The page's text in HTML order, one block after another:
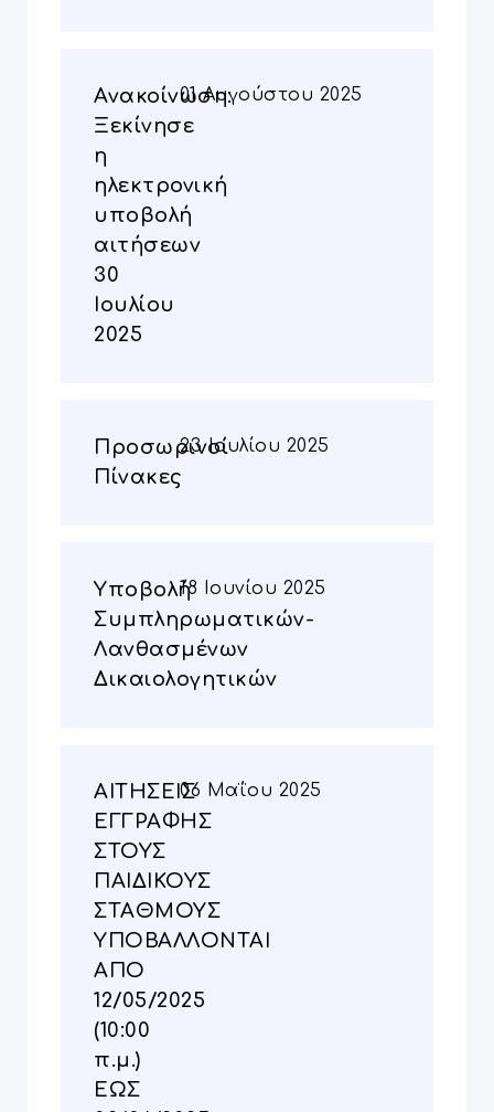
Ανακοίνωση:
Ξεκίνησε
η
ηλεκτρονική
υποβολή
αιτήσεων
30
Ιουλίου
2025
01 Αυγούστου 2025
Προσωρινοί
Πίνακες
23 Ιουλίου 2025
Yποβολή
Συμπληρωματικών-
Λανθασμένων
Δικαιολογητικών
18 Ιουνίου 2025
ΑΙΤΗΣΕΙΣ
ΕΓΓΡΑΦΗΣ
ΣΤΟΥΣ
ΠΑΙΔΙΚΟΥΣ
ΣΤΑΘΜΟΥΣ
ΥΠΟΒΑΛΛΟΝΤΑΙ
ΑΠΟ
12/05/2025
(10:00
π.μ.)
ΕΩΣ
06 Μαΐου 2025